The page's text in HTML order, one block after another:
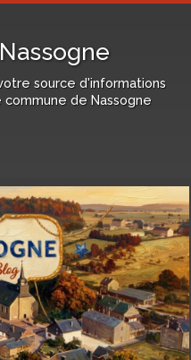
source d'informations
de Nassogne